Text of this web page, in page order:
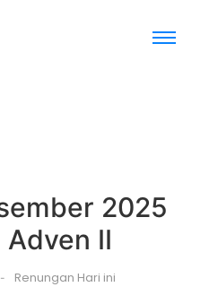
2025
II
- Renungan Hari ini